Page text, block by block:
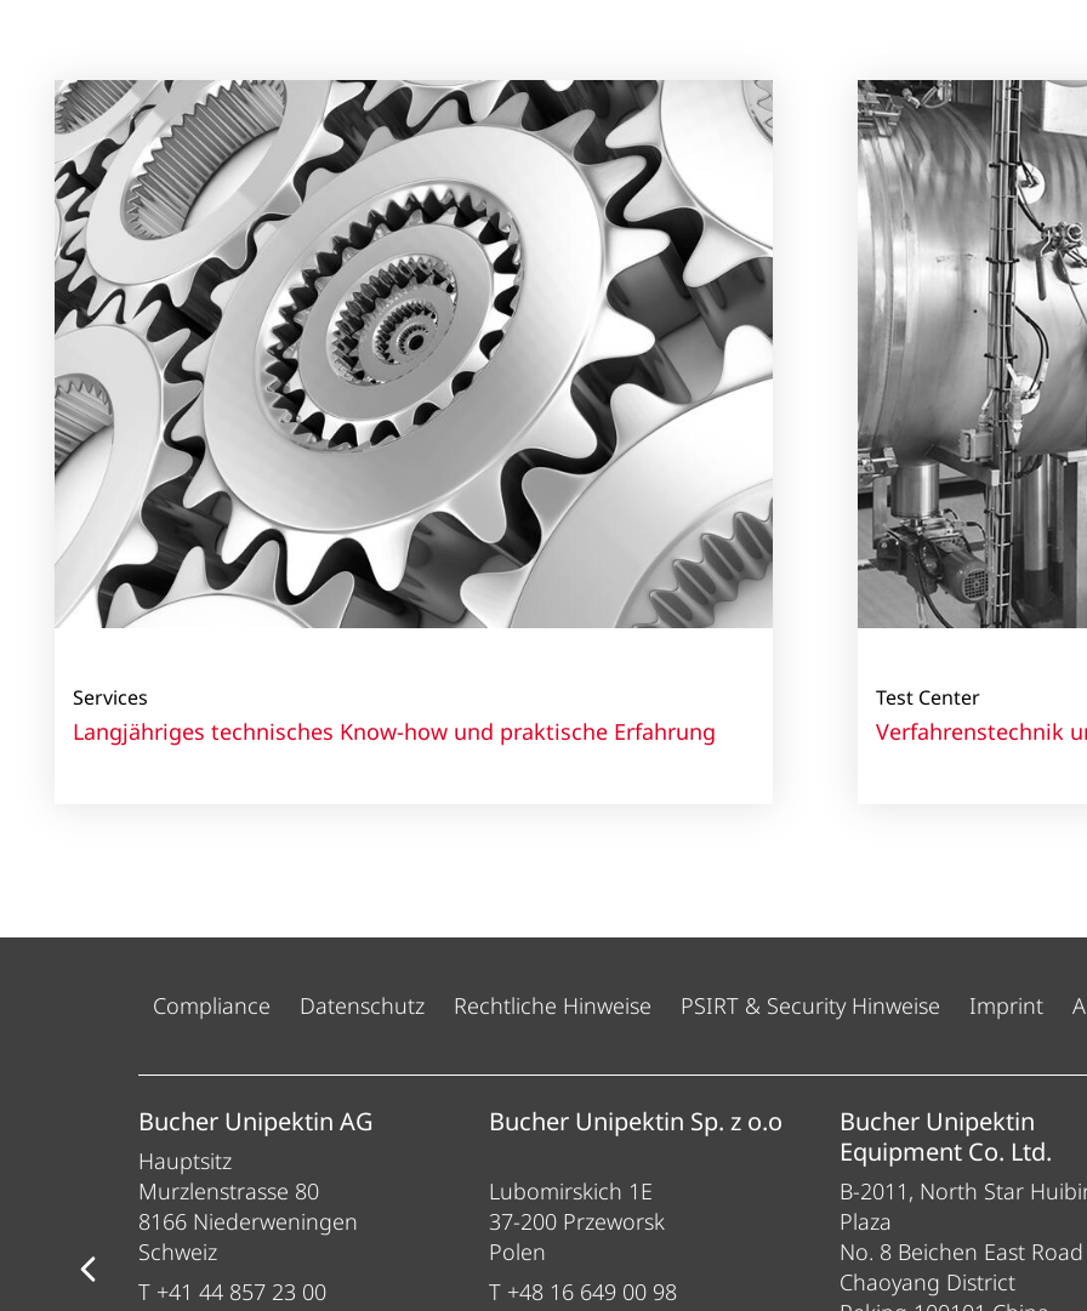
Services
Langjähriges technisches Know-how und praktische Erfahrung
Test Center
Verfahrenstechnik
Compliance Datenschutz Rechtliche Hinweise PSIRT & Security Hinweise Imprint
Bucher Unipektin AG
Hauptsitz
Murzlenstrasse 80
8166 Niederweningen
Schweiz
T +41 44 857 23 00
Bucher Unipektin Sp. z o.o
Lubomirskich 1E
37-200 Przeworsk
Polen
T +48 16 649 00 98
Bucher Unipektin
Equipment Co. Ltd.
B-2011, North Star
Plaza
No. 8 Beichen East Road
Chaoyang District